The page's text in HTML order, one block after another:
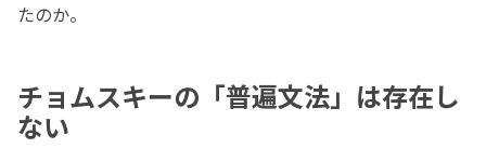
たのか。
チョムスキーの「普遍文法」は存在し
ない